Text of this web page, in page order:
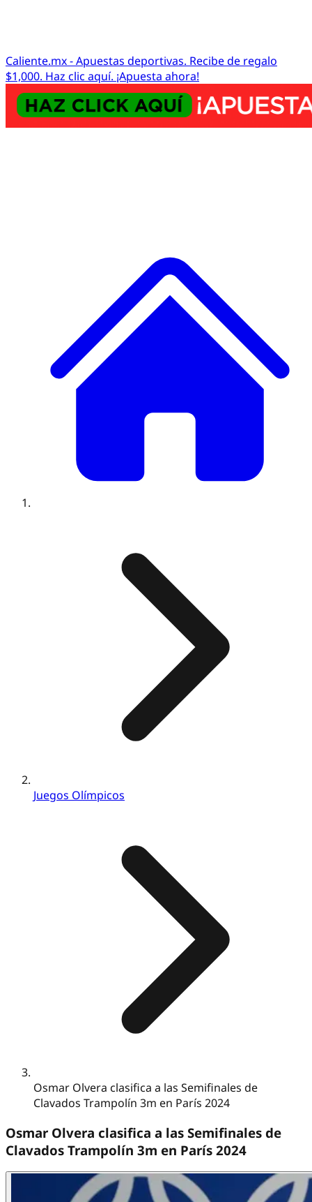
Caliente.mx - Apuestas deportivas. Recibe de regalo
$1,000. Haz clic aquí. ¡Apuesta ahora!
Juegos Olímpicos
Osmar Olvera clasifica a las Semifinales de
Clavados Trampolín 3m en París 2024
Osmar Olvera clasifica a las Semifinales de
Clavados Trampolín 3m en París 2024